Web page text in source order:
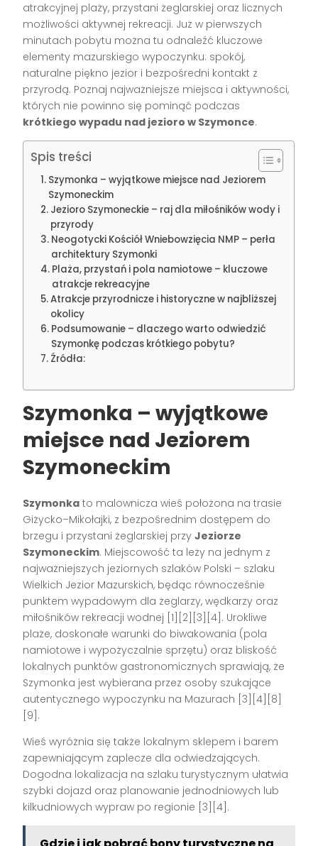
atrakcyjnej plaży, przystani żeglarskiej oraz licznych
możliwości aktywnej rekreacji. Już w pierwszych
minutach pobytu można tu odnaleźć kluczowe
elementy mazurskiego wypoczynku: spokój,
naturalne piękno jezior i bezpośredni kontakt z
przyrodą. Poznaj najważniejsze miejsca i aktywności,
których nie powinno się pominąć podczas
krótkiego wypadu nad jezioro w Szymonce.
Spis treści
Szymonka – wyjątkowe miejsce nad Jeziorem
Szymoneckim
Jezioro Szymoneckie – raj dla miłośników wody i
przyrody
Neogotycki Kościół Wniebowzięcia NMP – perła
architektury Szymonki
Plaża, przystań i pola namiotowe – kluczowe
atrakcje rekreacyjne
Atrakcje przyrodnicze i historyczne w najbliższej
okolicy
Podsumowanie – dlaczego warto odwiedzić
Szymonkę podczas krótkiego pobytu?
Źródła:
Szymonka – wyjątkowe
miejsce nad Jeziorem
Szymoneckim
Szymonka to malownicza wieś położona na trasie
Giżycko–Mikołajki, z bezpośrednim dostępem do
brzegu i przystani żeglarskiej przyJeziorze
Szymoneckim. Miejscowość ta leży na jednym z
najważniejszych jeziornych szlaków Polski – szlaku
Wielkich Jezior Mazurskich, będąc równocześnie
punktem wypadowym dla żeglarzy, wędkarzy oraz
miłośników rekreacji wodnej [1][2][3][4]. Urokliwe
plaże, doskonałe warunki do biwakowania (pola
namiotowe i wypożyczalnie sprzętu) oraz bliskość
lokalnych punktów gastronomicznych sprawiają, że
Szymonka jest wybierana przez osoby szukające
autentycznego wypoczynku na Mazurach [3][4][8]
[9].
Wieś wyróżnia się także lokalnym sklepem i barem
zapewniającym zaplecze dla odwiedzających.
Dogodna lokalizacja na szlaku turystycznym ułatwia
szybki dojazd oraz planowanie jednodniowych lub
kilkudniowych wypraw po regionie [3][4].